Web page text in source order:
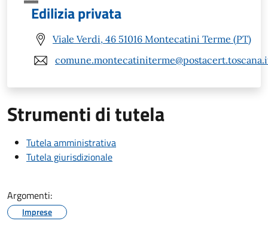
Edilizia privata
Viale Verdi, 46 51016 Montecatini Terme (PT)
Strumenti di tutela
Tutela amministrativa
Tutela giurisdizionale
Argomenti:
Imprese